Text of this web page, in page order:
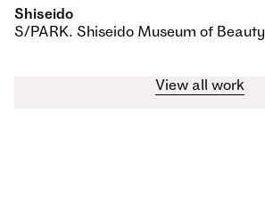
Shiseido
S/PARK. Shiseido Museum of Beauty
View all work